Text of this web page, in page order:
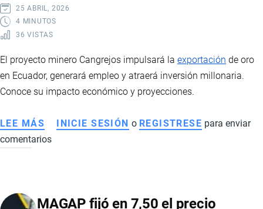
PROCESO
PASO
25 ABRIL, 2026
4 MINUTOS
36 VISTAS
El proyecto minero Cangrejos impulsará la exportación de oro
en Ecuador, generará empleo y atraerá inversión millonaria.
Conoce su impacto económico y proyecciones.
LEE MÁS SOBRE
PROYECTO
MINA
INICIE SESIÓN o REGISTRESE para enviar
comentarios
MAGAP fijó en 7,50 el precio